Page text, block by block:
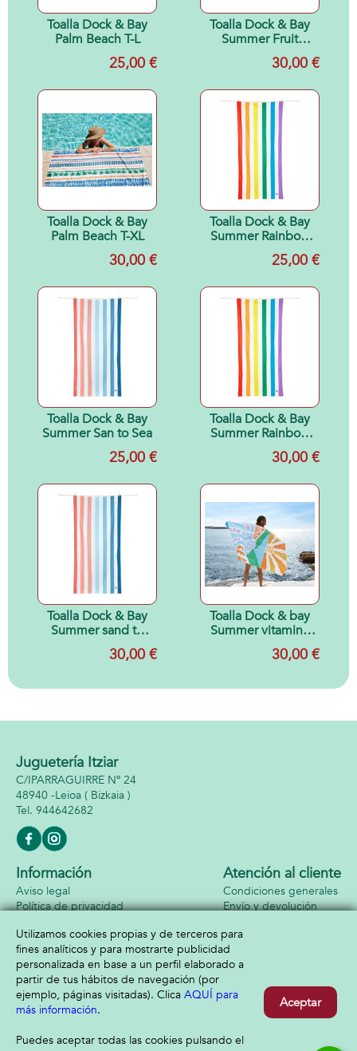
Toalla Dock & Bay
Palm Beach T-L
25,00 €
Toalla Dock & Bay
Summer Fruit
Loops XL30,00 €
Toalla Dock & Bay
Palm Beach T-XL
30,00 €
Toalla Dock & Bay
Summer Rainbow
25,00 €
Toalla Dock & Bay
Summer San to Sea
25,00 €
Toalla Dock & Bay
Summer Rainbow
(2.00x0.90)30,00 €
Toalla Dock & Bay
Summer sand to
sea XL30,00 €
Toalla Dock & bay
Summer vitamine
sea T-XL30,00 €
Juguetería Itziar
C/IPARRAGUIRRE Nº 24
48940 -Leioa ( Bizkaia )
944642682
Información
Aviso legal
Política de privacidad
Atención al cliente
Condiciones generales
Envío y devolución
Formas de pago
Utilizamos cookies propias y de terceros para
fines analíticos y para mostrarte publicidad
personalizada en base a un perfil elaborado a
partir de tus hábitos de navegación (por
ejemplo, páginas visitadas). Clica AQUÍ para
más información.
Puedes aceptar todas las cookies pulsando el
Aceptar